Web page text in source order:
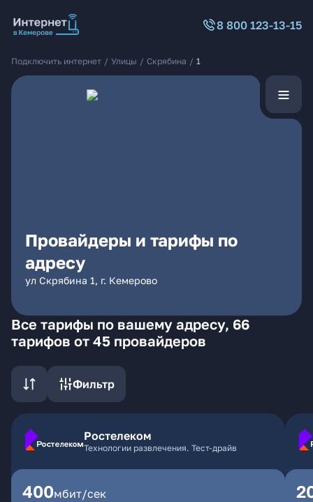
8 800 123-13-15
Подключить интернет / Улицы / Скрябина / 1
Провайдеры и тарифы по
адресу
ул Скрябина 1, г. Кемерово
Все тарифы по вашему адресу, 66
тарифов от 45 провайдеров
Фильтр
Ростелеком
Технологии развлечения. Тест-драйв
400мбит/сек